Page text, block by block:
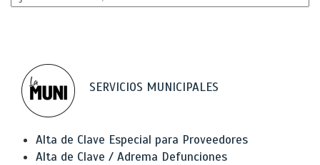
SERVICIOS MUNICIPALES
Alta de Clave Especial para Proveedores
Alta de Clave / Adrema Defunciones